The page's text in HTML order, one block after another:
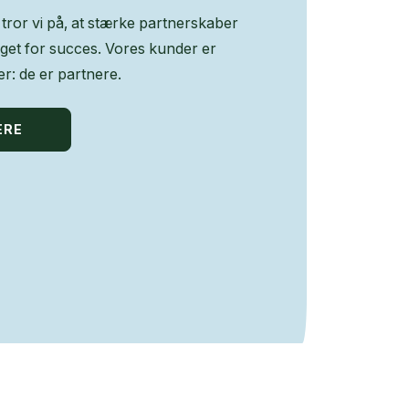
vi på, at stærke partnerskaber
for succes. Vores kunder er
de er partnere.